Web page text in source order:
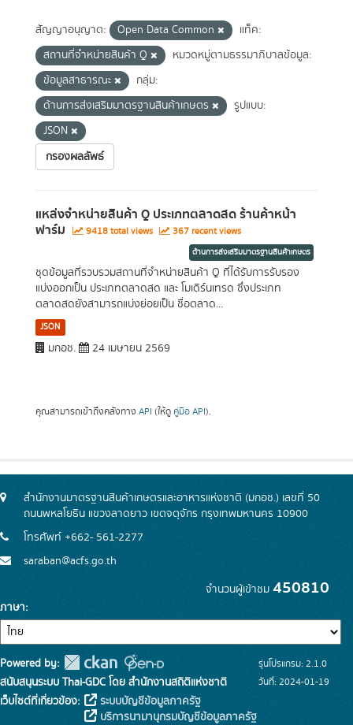
สัญญาอนุญาต: Open Data Common
แท็ค:
สถานที่จำหน่ายสินค้า Q
หมวดหมู่ตามธรรมาภิบาลข้อมูล:
ข้อมูลสาธารณะ
กลุ่ม:
ด้านการส่งเสริมมาตรฐานสินค้าเกษตร
รูปแบบ:
JSON
กรองผลลัพธ์
แหล่งจำหน่ายสินค้า Q ประเภทตลาดสด ร้านค้าหน้า
ฟาร์ม 9418 total views 367 recent views
ด้านการส่งเสริมมาตรฐานสินค้าเกษตร
ชุดข้อมูลที่รวบรวมสถานที่จำหน่ายสินค้า Q ที่ได้รับการรับรอง
แบ่งออกเป็น ประเภทตลาดสด และ โมเดิร์นเทรด ซึ่งประเภท
ตลาดสดยังสามารถแบ่งย่อยเป็น ชื่อตลาด...
JSON
มกอช. 24 เมษายน 2569
คุณสามารถเข้าถึงคลังทาง API (ให้ดู คู่มือ API).
สำนักงานมาตรฐานสินค้าเกษตรและอาหารแห่งชาติ (มกอช.) เลขที่ 50
ถนนพหลโยธิน แขวงลาดยาว เขตจตุจักร กรุงเทพมหานคร 10900
โทรศัพท์ +662- 561-2277
saraban@acfs.go.th
จำนวนผู้เข้าชม 450810
ภาษา
Powered by:
สนับสนุนระบบ Thai-GDC โดย สำนักงานสถิติแห่งชาติ
เว็บไซต์ที่เกี่ยวข้อง:
ระบบบัญชีข้อมูลภาครัฐ
บริการนามานุกรมบัญชีข้อมูลภาครัฐ
รุ่นโปรแกรม: 2.1.0
วันที่: 2024-01-19